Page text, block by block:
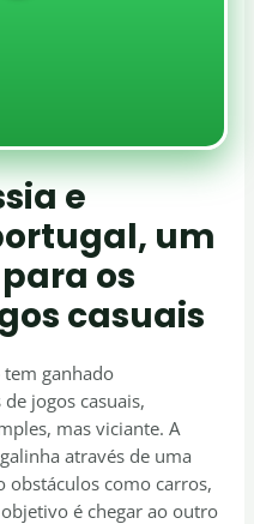
e
um
os
casuais
tem ganhado
jogos casuais,
mas viciante. A
através de uma
obstáculos como carros,
é chegar ao outro